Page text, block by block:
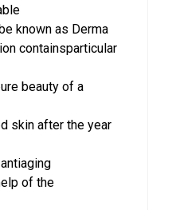
known as Derma
containsparticular
beauty of a
skin after the year
of the